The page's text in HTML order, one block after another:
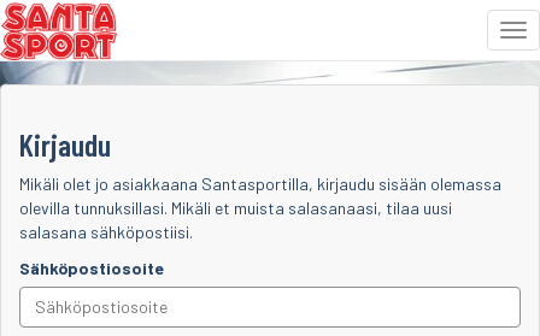
Siirry
Kirjaudu
Mikäli olet jo asiakkaana Santasportilla, kirjaudu sisään olemassa
olevilla tunnuksillasi. Mikäli et muista salasanaasi, tilaa uusi
salasana sähköpostiisi.
Sähköpostiosoite